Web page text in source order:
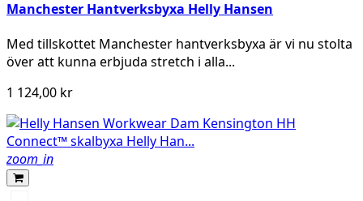
Manchester Hantverksbyxa Helly Hansen
Med tillskottet Manchester hantverksbyxa är vi nu stolta
över att kunna erbjuda stretch i alla...
1 124,00 kr
zoom_in